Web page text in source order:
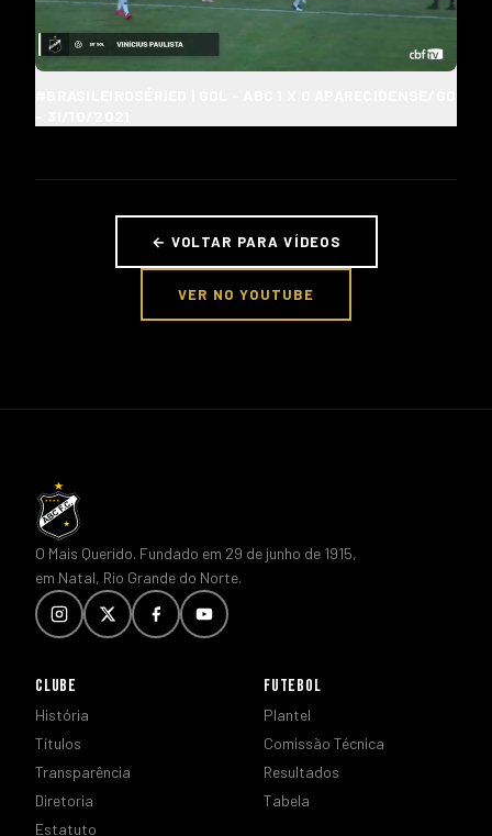
← VOLTAR PARA VÍDEOS
VER NO YOUTUBE
O Mais Querido. Fundado em 29 de junho de 1915,
em Natal, Rio Grande do Norte.
CLUBE
História
Títulos
Transparência
Diretoria
Estatuto
FUTEBOL
Plantel
Comissão Técnica
Resultados
Tabela